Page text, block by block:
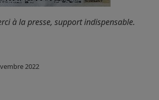
à la presse, support indispensable.
2022